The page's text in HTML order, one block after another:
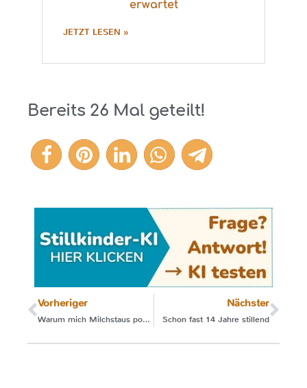
erwartet
JETZT LESEN »
Bereits 26 Mal geteilt!
26
Vorheriger
Warum mich Milchstaus positiv begleiten
Nächster
Schon fast 14 Jahre stillend